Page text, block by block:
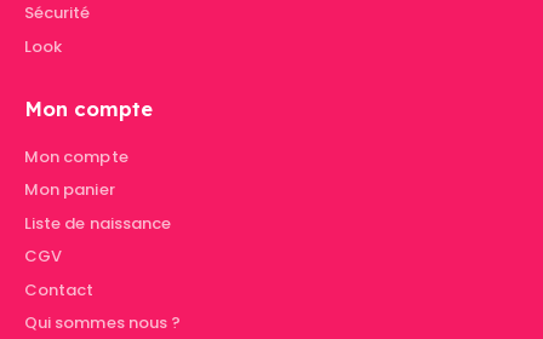
Sécurité
Look
Mon compte
Mon compte
Mon panier
Liste de naissance
CGV
Contact
Qui sommes nous ?